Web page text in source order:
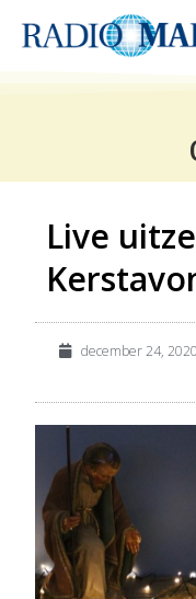
Live
december 24, 2020